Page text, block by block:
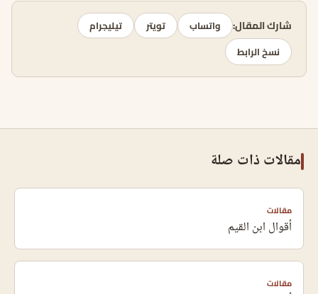
شارك المقال: واتساب تويتر
تيليجرام
نسخ الرابط
مقالات ذات صلة
مقالات
أقوال ابن القيم
مقالات